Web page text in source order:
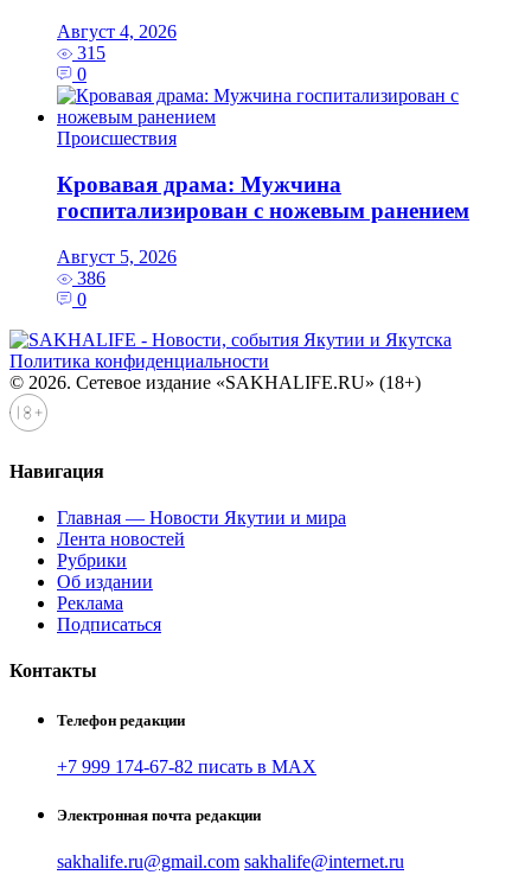
Август 4, 2026
315
0
Происшествия
Кровавая драма: Мужчина
госпитализирован с ножевым ранением
Август 5, 2026
386
0
Политика конфиденциальности
© 2026. Сетевое издание «SAKHALIFE.RU» (18+)
Навигация
Главная — Новости Якутии и мира
Лента новостей
Рубрики
Об издании
Реклама
Подписаться
Контакты
Телефон редакции
+7 999 174-67-82 писать в MAX
Электронная почта редакции
sakhalife.ru@gmail.com sakhalife@internet.ru